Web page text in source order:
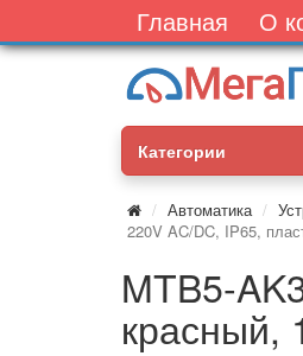
Главная О
Категории
Автоматика
220V AC/DC, IP65,
MTB5-
красный,